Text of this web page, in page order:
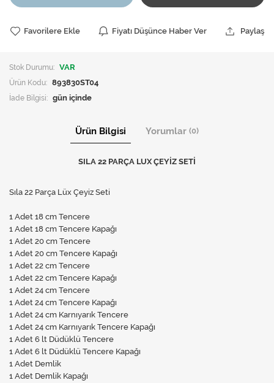
Favorilere Ekle Fiyatı Düşünce Haber Ver Paylaş
Stok Durumu: VAR
Ürün Kodu: 893830ST04
İade Bilgisi:
Ürün Bilgisi Yorumlar (0)
SILA 22 PARÇA LUX ÇEYİZ SETİ
Sıla 22 Parça Lüx Çeyiz Seti
1 Adet 18 cm Tencere
1 Adet 18 cm Tencere Kapağı
1 Adet 20 cm Tencere
1 Adet 20 cm Tencere Kapağı
1 Adet 22 cm Tencere
1 Adet 22 cm Tencere Kapağı
1 Adet 24 cm Tencere
1 Adet 24 cm Tencere Kapağı
1 Adet 24 cm Karnıyarık Tencere
1 Adet 24 cm Karnıyarık Tencere Kapağı
1 Adet 6 lt Düdüklü Tencere
1 Adet 6 lt Düdüklü Tencere Kapağı
1 Adet Demlik
1 Adet Demlik Kapağı